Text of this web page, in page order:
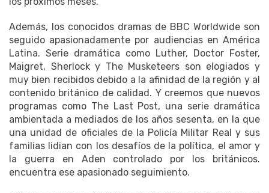
Además, los conocidos dramas de BBC Worldwide son
seguido apasionadamente por audiencias en América
Latina. Serie dramática como Luther, Doctor Foster,
Maigret, Sherlock y The Musketeers son elogiados y
muy bien recibidos debido a la afinidad de la región y al
contenido británico de calidad. Y creemos que nuevos
programas como The Last Post, una serie dramática
ambientada a mediados de los años sesenta, en la que
una unidad de oficiales de la Policía Militar Real y sus
familias lidian con los desafíos de la política, el amor y
la guerra en Aden controlado por los británicos.
encuentra ese apasionado seguimiento.